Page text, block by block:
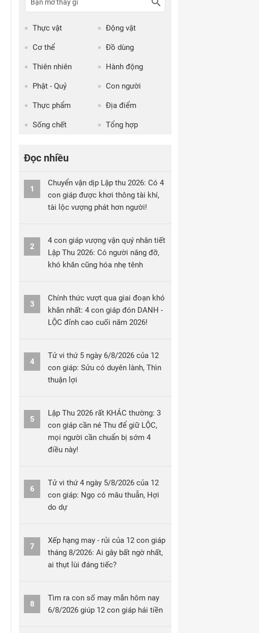
Thực vật Động vật
Cơ thể Đồ dùng
Thiên nhiên Hành động
Phật - Quỷ Con người
Thực phẩm Địa điểm
Sống chết Tổng hợp
Đọc nhiều
1
Chuyển vận dịp Lập thu 2026: Có 4
con giáp được khơi thông tài khí,
tài lộc vượng phát hơn người!
2
4 con giáp vượng vận quý nhân tiết
Lập Thu 2026: Có người nâng đỡ,
khó khăn cũng hóa nhẹ tênh
3
Chính thức vượt qua giai đoạn khó
khăn nhất: 4 con giáp đón DANH -
LỘC đỉnh cao cuối năm 2026!
4
Tử vi thứ 5 ngày 6/8/2026 của 12
con giáp: Sửu có duyên lành, Thìn
thuận lợi
5
Lập Thu 2026 rất KHÁC thường: 3
con giáp cần né Thu để giữ LỘC,
mọi người cần chuẩn bị sớm 4
điều này!
6
Tử vi thứ 4 ngày 5/8/2026 của 12
con giáp: Ngọ có mâu thuẫn, Hợi
do dự
7
Xếp hạng may - rủi của 12 con giáp
tháng 8/2026: Ai gây bất ngờ nhất,
ai thụt lùi đáng tiếc?
8
Tìm ra con số may mắn hôm nay
6/8/2026 giúp 12 con giáp hái tiền